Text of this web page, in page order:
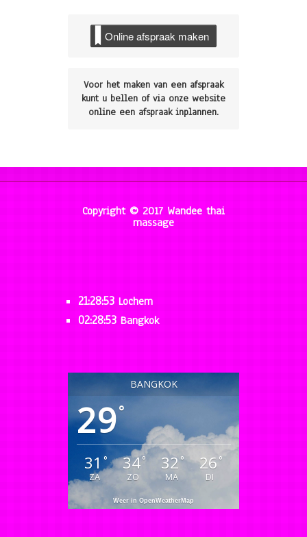
Online afspraak maken
Voor het maken van een afspraak
kunt u bellen of via onze website
online een afspraak inplannen.
Copyright © 2017 Wandee thai
massage
21:28:53 Lochem
02:28:53 Bangkok
BANGKOK
29°
31 °
ZA
34°
ZO
32 °
MA
26 °
DI
Weer in OpenWeatherMap